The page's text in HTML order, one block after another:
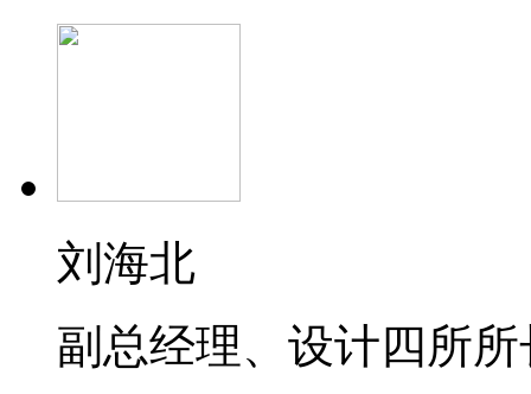
刘海北
副总经理、设计四所所